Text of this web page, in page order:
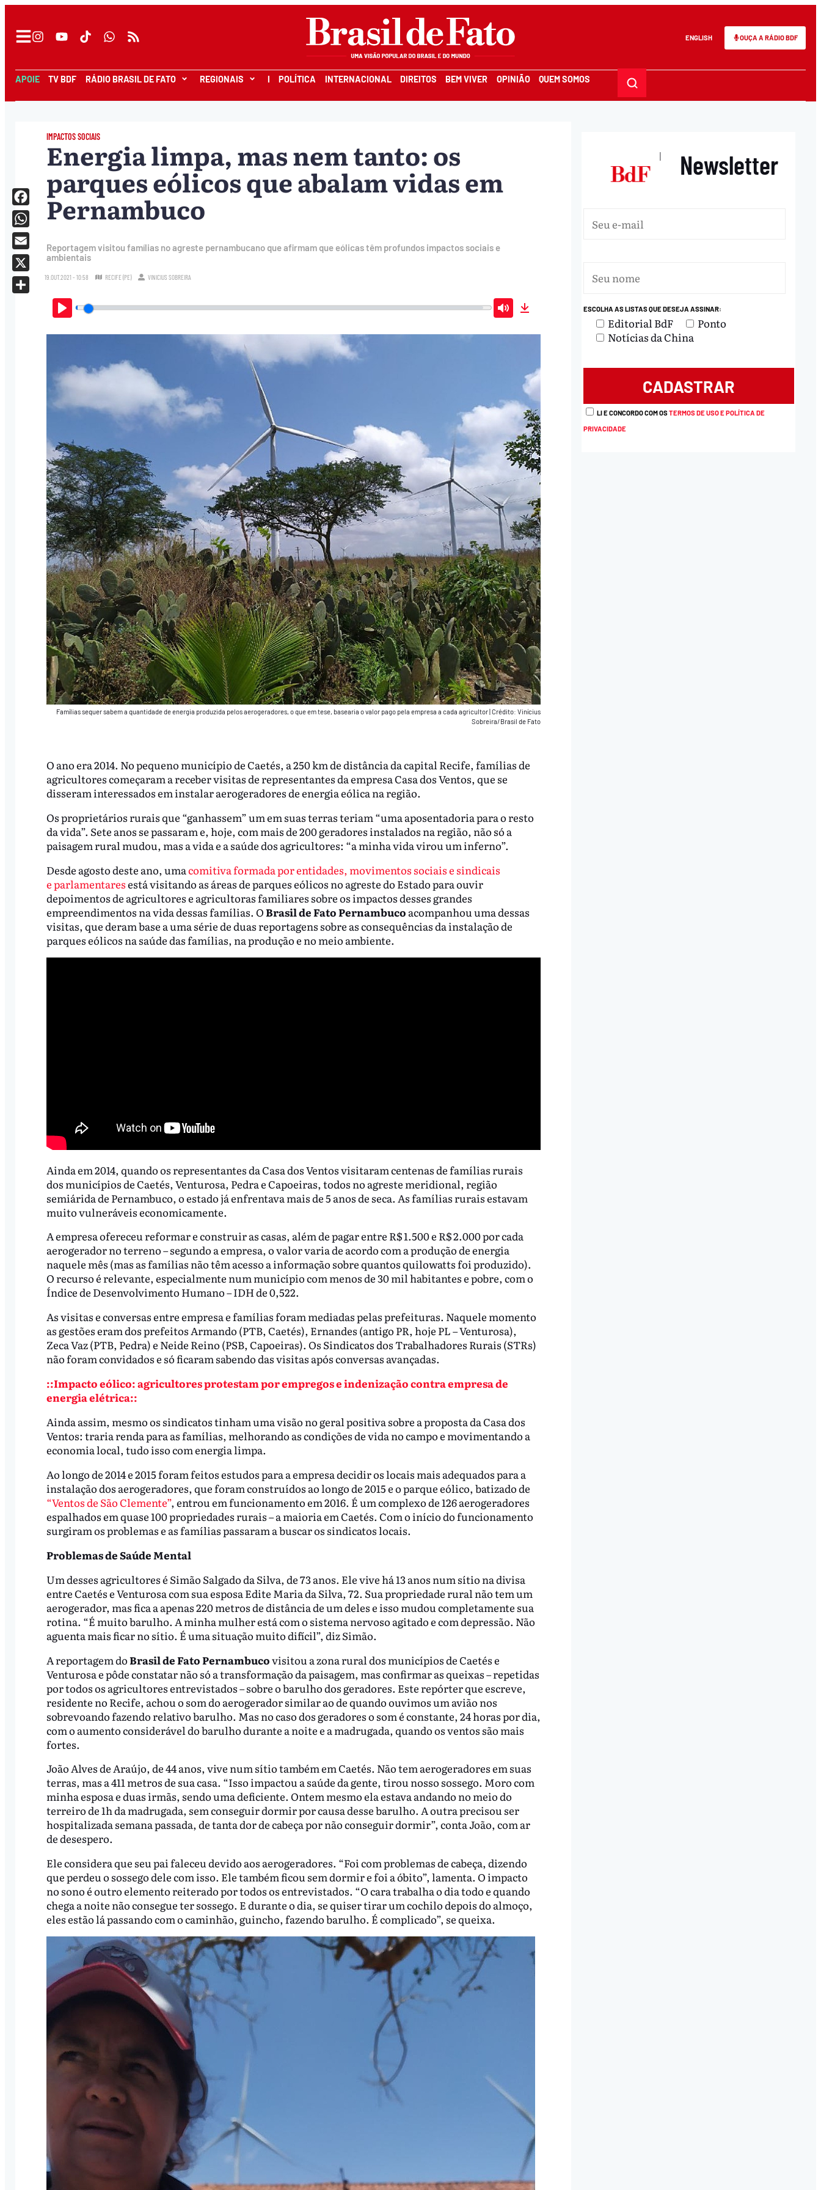
ENGLISH OUÇA A RÁDIO BDF
APOIE TV BDF RÁDIO BRASIL DE FATO REGIONAIS I POLÍTICA INTERNACIONAL DIREITOS BEM VIVER OPINIÃO QUEM SOMOS
IMPACTOS SOCIAIS
Energia limpa, mas nem tanto: os
parques eólicos que abalam vidas em
Pernambuco
Reportagem visitou famílias no agreste pernambucano que afirmam que eólicas têm profundos impactos sociais e
ambientais
19.OUT.2021 - 10:58 RECIFE (PE) VINICIUS SOBREIRA
Play Mute
Famílias sequer sabem a quantidade de energia produzida pelos aerogeradores, o que em tese, basearia o valor pago pela empresa a cada agricultor Crédito: Vinícius
Sobreira/Brasil de Fato
O ano era 2014. No pequeno município de Caetés, a 250 km de distância da capital Recife, famílias de
agricultores começaram a receber visitas de representantes da empresa Casa dos Ventos, que se
disseram interessados em instalar aerogeradores de energia eólica na região.
Os proprietários rurais que “ganhassem” um em suas terras teriam “uma aposentadoria para o resto
da vida”. Sete anos se passaram e, hoje, com mais de 200 geradores instalados na região, não só a
paisagem rural mudou, mas a vida e a saúde dos agricultores: “a minha vida virou um inferno”.
Desde agosto deste ano, umacomitiva formada por entidades, movimentos sociais e sindicais
e parlamentaresestá visitando as áreas de parques eólicos no agreste do Estado para ouvir
depoimentos de agricultores e agricultoras familiares sobre os impactos desses grandes
empreendimentos na vida dessas famílias. OBrasil de Fato Pernambuco acompanhou uma dessas
visitas, que deram base a uma série de duas reportagens sobre as consequências da instalação de
parques eólicos na saúde das famílias, na produção e no meio ambiente.
Ainda em 2014, quando os representantes da Casa dos Ventos visitaram centenas de famílias rurais
dos municípios de Caetés, Venturosa, Pedra e Capoeiras, todos no agreste meridional, região
semiárida de Pernambuco, o estado já enfrentava mais de 5 anos de seca. As famílias rurais estavam
muito vulneráveis economicamente.
A empresa ofereceu reformar e construir as casas, além de pagar entre R$ 1.500 e R$ 2.000 por cada
aerogerador no terreno – segundo a empresa, o valor varia de acordo com a produção de energia
naquele mês (mas as famílias não têm acesso a informação sobre quantos quilowatts foi produzido).
O recurso é relevante, especialmente num município com menos de 30 mil habitantes e pobre, com o
Índice de Desenvolvimento Humano – IDH de 0,522.
As visitas e conversas entre empresa e famílias foram mediadas pelas prefeituras. Naquele momento
as gestões eram dos prefeitos Armando (PTB, Caetés), Ernandes (antigo PR, hoje PL – Venturosa),
Zeca Vaz (PTB, Pedra) e Neide Reino (PSB, Capoeiras). Os Sindicatos dos Trabalhadores Rurais (STRs)
não foram convidados e só ficaram sabendo das visitas após conversas avançadas.
::Impacto eólico: agricultores protestam por empregos e indenização contra empresa de
energia elétrica::
Ainda assim, mesmo os sindicatos tinham uma visão no geral positiva sobre a proposta da Casa dos
Ventos: traria renda para as famílias, melhorando as condições de vida no campo e movimentando a
economia local, tudo isso com energia limpa.
Ao longo de 2014 e 2015 foram feitos estudos para a empresa decidir os locais mais adequados para a
instalação dos aerogeradores, que foram construídos ao longo de 2015 e o parque eólico, batizado de
“Ventos de São Clemente”, entrou em funcionamento em 2016. É um complexo de 126 aerogeradores
espalhados em quase 100 propriedades rurais – a maioria em Caetés. Com o início do funcionamento
surgiram os problemas e as famílias passaram a buscar os sindicatos locais.
Problemas de Saúde Mental
Um desses agricultores é Simão Salgado da Silva, de 73 anos. Ele vive há 13 anos num sítio na divisa
entre Caetés e Venturosa com sua esposa Edite Maria da Silva, 72. Sua propriedade rural não tem um
aerogerador, mas fica a apenas 220 metros de distância de um deles e isso mudou completamente sua
rotina. “É muito barulho. A minha mulher está com o sistema nervoso agitado e com depressão. Não
aguenta mais ficar no sítio. É uma situação muito difícil”, diz Simão.
A reportagem doBrasil de Fato Pernambucovisitou a zona rural dos municípios de Caetés e
Venturosa e pôde constatar não só a transformação da paisagem, mas confirmar as queixas – repetidas
por todos os agricultores entrevistados – sobre o barulho dos geradores. Este repórter que escreve,
residente no Recife, achou o som do aerogerador similar ao de quando ouvimos um avião nos
sobrevoando fazendo relativo barulho. Mas no caso dos geradores o som é constante, 24 horas por dia,
com o aumento considerável do barulho durante a noite e a madrugada, quando os ventos são mais
fortes.
João Alves de Araújo, de 44 anos, vive num sítio também em Caetés. Não tem aerogeradores em suas
terras, mas a 411 metros de sua casa. “Isso impactou a saúde da gente, tirou nosso sossego. Moro com
minha esposa e duas irmãs, sendo uma deficiente. Ontem mesmo ela estava andando no meio do
terreiro de 1h da madrugada, sem conseguir dormir por causa desse barulho. A outra precisou ser
hospitalizada semana passada, de tanta dor de cabeça por não conseguir dormir”, conta João, com ar
de desespero.
Ele considera que seu pai faleceu devido aos aerogeradores. “Foi com problemas de cabeça, dizendo
que perdeu o sossego dele com isso. Ele também ficou sem dormir e foi a óbito”, lamenta. O impacto
no sono é outro elemento reiterado por todos os entrevistados. “O cara trabalha o dia todo e quando
chega a noite não consegue ter sossego. E durante o dia, se quiser tirar um cochilo depois do almoço,
eles estão lá passando com o caminhão, guincho, fazendo barulho. É complicado”, se queixa.
Facebook
WhatsApp
Email
X
| Newsletter
ESCOLHA AS LISTAS QUE DESEJA ASSINAR:
Editorial BdF
Ponto
Notícias da China
LI E CONCORDO COM OSTERMOS DE USO E POLÍTICA DE
PRIVACIDADE